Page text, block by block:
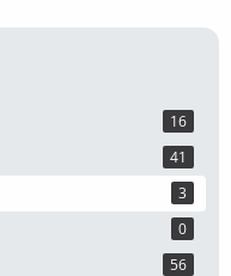
16
41
3
0
56